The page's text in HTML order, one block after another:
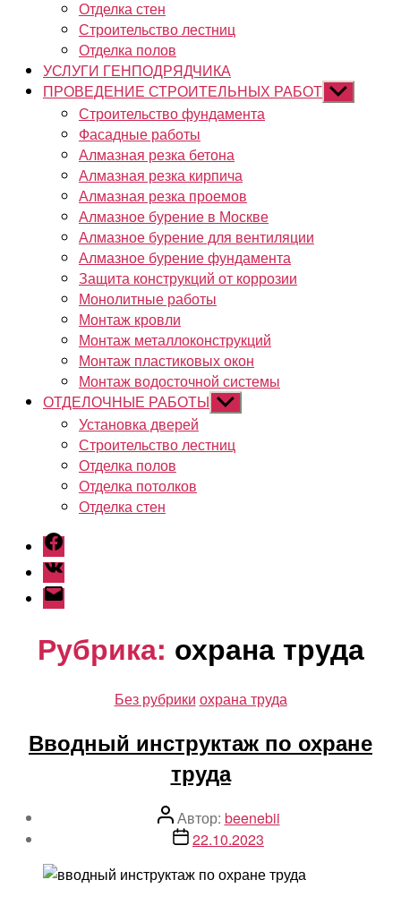
Отделка стен
Строительство лестниц
Отделка полов
УСЛУГИ ГЕНПОДРЯДЧИКА
ПРОВЕДЕНИЕ СТРОИТЕЛЬНЫХ РАБОТ Показывать
подменю
Строительство фундамента
Фасадные работы
Алмазная резка бетона
Алмазная резка кирпича
Алмазная резка проемов
Алмазное бурение в Москве
Алмазное бурение для вентиляции
Алмазное бурение фундамента
Защита конструкций от коррозии
Монолитные работы
Монтаж кровли
Монтаж металлоконструкций
Монтаж пластиковых окон
Монтаж водосточной системы
ОТДЕЛОЧНЫЕ РАБОТЫ Показывать
подменю
Установка дверей
Строительство лестниц
Отделка полов
Отделка потолков
Отделка стен
Facebook
Vk
Email
Рубрика: охрана труда
Рубрики
Без рубрики охрана труда
Вводный инструктаж по охране
труда
Автор
записи
Автор: beenebii
Дата22.10.2023